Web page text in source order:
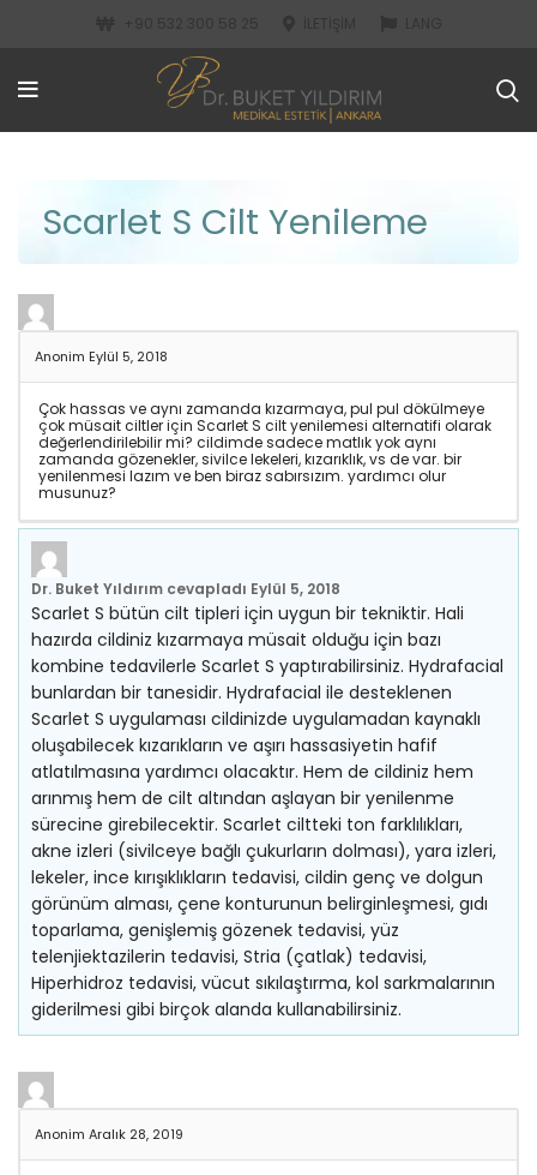
Scarlet S Cilt Yenileme
Anonim Eylül 5, 2018
Çok hassas ve aynı zamanda kızarmaya, pul pul dökülmeye
çok müsait ciltler için Scarlet S cilt yenilemesi alternatifi olarak
değerlendirilebilir mi? cildimde sadece matlık yok aynı
zamanda gözenekler, sivilce lekeleri, kızarıklık, vs de var. bir
yenilenmesi lazım ve ben biraz sabırsızım. yardımcı olur
musunuz?
Dr. Buket Yıldırım cevapladı Eylül 5, 2018
Scarlet S bütün cilt tipleri için uygun bir tekniktir. Hali
hazırda cildiniz kızarmaya müsait olduğu için bazı
kombine tedavilerle Scarlet S yaptırabilirsiniz. Hydrafacial
bunlardan bir tanesidir. Hydrafacial ile desteklenen
Scarlet S uygulaması cildinizde uygulamadan kaynaklı
oluşabilecek kızarıkların ve aşırı hassasiyetin hafif
atlatılmasına yardımcı olacaktır. Hem de cildiniz hem
arınmış hem de cilt altından aşlayan bir yenilenme
sürecine girebilecektir. Scarlet ciltteki ton farklılıkları,
akne izleri (sivilceye bağlı çukurların dolması), yara izleri,
lekeler, ince kırışıklıkların tedavisi, cildin genç ve dolgun
görünüm alması, çene konturunun belirginleşmesi, gıdı
toparlama, genişlemiş gözenek tedavisi, yüz
telenjiektazilerin tedavisi, Stria (çatlak) tedavisi,
Hiperhidroz tedavisi, vücut sıkılaştırma, kol sarkmalarının
giderilmesi gibi birçok alanda kullanabilirsiniz.
Anonim Aralık 28, 2019